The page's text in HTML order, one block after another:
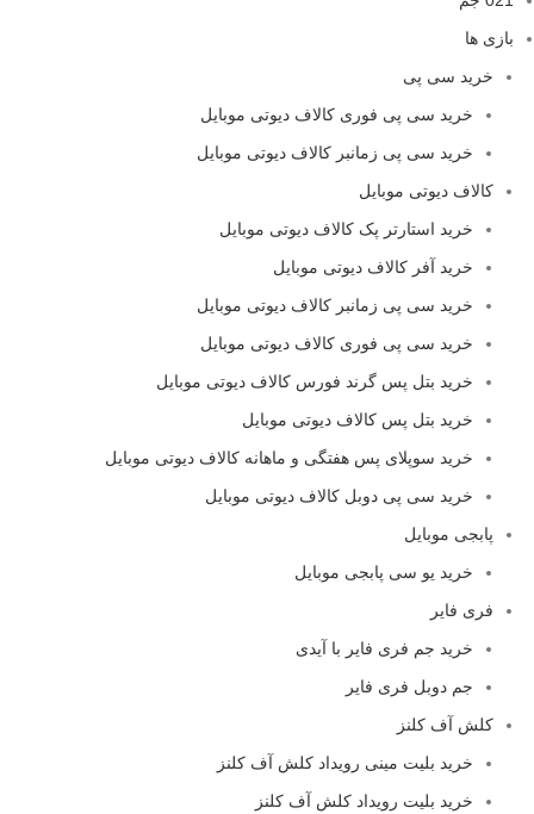
بازی ها
خرید سی پی
خرید سی پی فوری کالاف دیوتی موبایل
خرید سی پی زمانبر کالاف دیوتی موبایل
کالاف دیوتی موبایل
خرید استارتر پک کالاف دیوتی موبایل
خرید آفر کالاف دیوتی موبایل
خرید سی پی زمانبر کالاف دیوتی موبایل
خرید سی پی فوری کالاف دیوتی موبایل
خرید بتل پس گرند فورس کالاف دیوتی موبایل
خرید بتل پس کالاف دیوتی موبایل
خرید سوپلای پس هفتگی و ماهانه کالاف دیوتی موبایل
خرید سی پی دوبل کالاف دیوتی موبایل
پابجی موبایل
خرید یو سی پابجی موبایل
فری فایر
خرید جم فری فایر با آیدی
جم دوبل فری فایر
کلش آف کلنز
خرید بلیت مینی رویداد کلش آف کلنز
خرید بلیت رویداد کلش آف کلنز